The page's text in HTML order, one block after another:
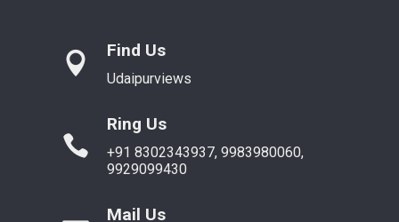
Find Us
Udaipurviews
Ring Us
+91 8302343937, 9983980060,
9929099430
Mail Us